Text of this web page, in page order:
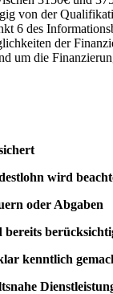
von der
6 des
der
um die
wird
oder Abgaben
bereits
kenntlich